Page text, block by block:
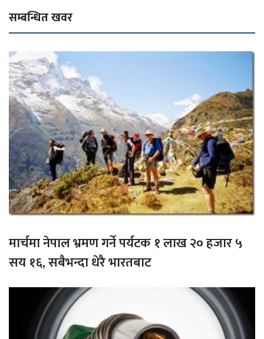
सम्बन्धित खवर
मार्चमा नेपाल भ्रमण गर्ने पर्यटक १ लाख २० हजार ५
सय १६, सबैभन्दा धेरै भारतबाट